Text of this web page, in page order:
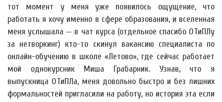
тот момент у меня уже появилось ощущение, что
работать я хочу именно в сфере образования, и вселенная
меня услышала — в чат курса (отдельное спасибо ОТиПЛу
за нетворкинг) кто-то скинул вакансию специалиста по
онлайн-обучению в школе «Летово», где сейчас работает
мой однокурсник Миша Грабарник. Узнав, что я
выпускница ОТиПЛа, меня довольно быстро и без лишних
формальностей пригласили на работу, но история эта если